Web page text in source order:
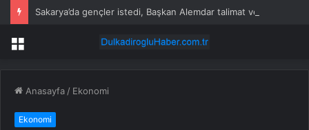
Sakarya’da gençler istedi, Başkan Alemdar talimat verdi
Menü
Anasayfa / Ekonomi
Ekonomi